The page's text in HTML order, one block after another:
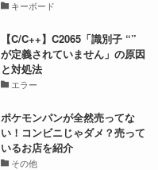
キーボード
【C/C++】C2065「識別子 “”
が定義されていません」の原因
と対処法
エラー
ポケモンパンが全然売ってな
い！コンビニじゃダメ？売って
いるお店を紹介
その他